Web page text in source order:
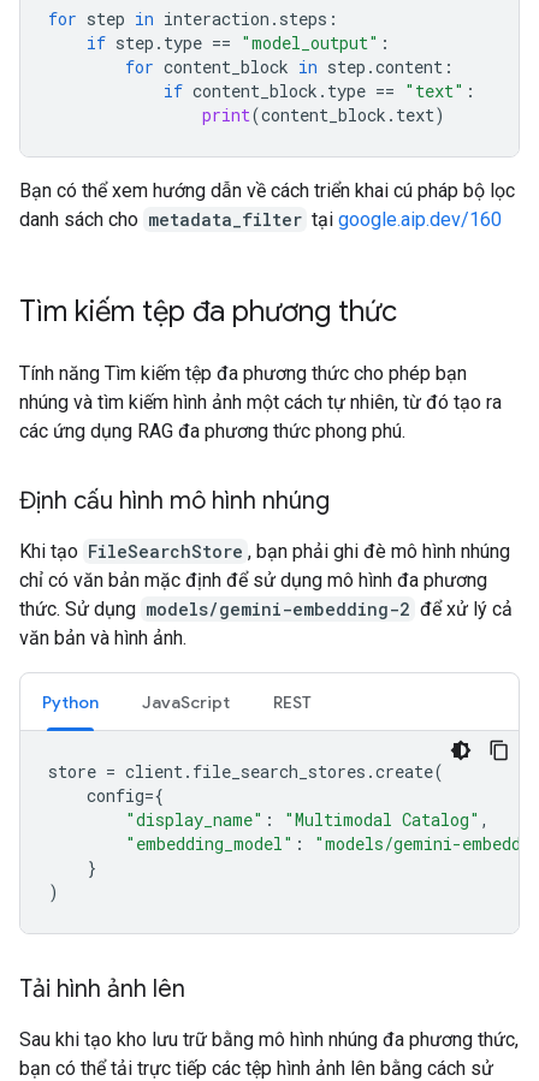
for step in interaction . steps :
if step . type == "model_output" :
for content_block in step .content :
if content_block . type == "text" :
print(content_block . text)
Bạn có thể xem hướng dẫn về cách triển khai cú pháp bộ lọc
danh sách cho metadata_filter tại google.aip.dev/160
Tìm kiếm tệp đa phương thức
Tính năng Tìm kiếm tệp đa phương thức cho phép bạn
nhúng và tìm kiếm hình ảnh một cách tự nhiên, từ đó tạo ra
các ứng dụng RAG đa phương thức phong phú.
Định cấu hình mô hình nhúng
Khi tạo FileSearchStore , bạn phải ghi đè mô hình nhúng
chỉ có văn bản mặc định để sử dụng mô hình đa phương
thức. Sử dụng models/gemini-embedding-2 để xử lý cả
văn bản và hình ảnh.
Python JavaScript REST
store = client. file_search_stores .create(
config={
"display_name" : "Multimodal Catalog" ,
"embedding_model" :
"models/gemini-
}
)
Tải hình ảnh lên
Sau khi tạo kho lưu trữ bằng mô hình nhúng đa phương thức,
bạn có thể tải trực tiếp các tệp hình ảnh lên bằng cách sử